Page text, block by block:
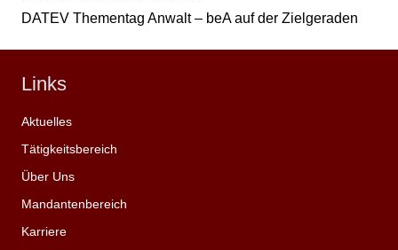
DATEV Thementag Anwalt – beA auf der Zielgeraden
Links
Aktuelles
Tätigkeitsbereich
Über Uns
Mandantenbereich
Karriere